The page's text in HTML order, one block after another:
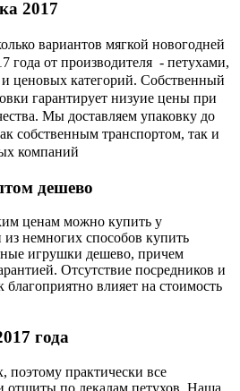
2017
вариантов мягкой новогодней
года от производителя - петухами,
ценовых категорий. Собственный
гарантирует низуие цены при
Мы доставляем упаковку до
собственным транспортом, так и
компаний
дешево
ценам можно купить у
немногих способов купить
игрушки дешево, причем
Отсутствие посредников и
влияет на стоимость
года
поэтому практически все
отшиты по лекалам петухов. Наша